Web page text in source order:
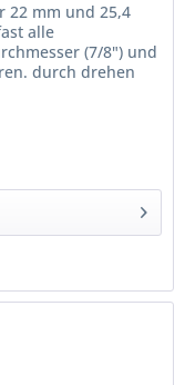
22 mm und 25,4
alle
(7/8") und
durch drehen